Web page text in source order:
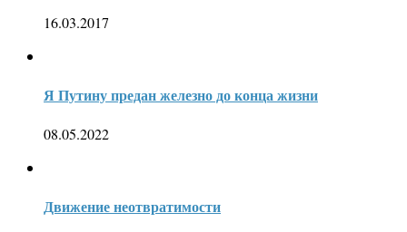
16.03.2017
Я Путину предан железно до конца жизни
08.05.2022
Движение неотвратимости